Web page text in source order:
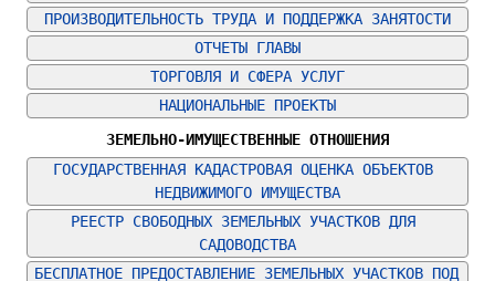
ПРОИЗВОДИТЕЛЬНОСТЬ ТРУДА И ПОДДЕРЖКА ЗАНЯТОСТИ
ОТЧЕТЫ ГЛАВЫ
ТОРГОВЛЯ И СФЕРА УСЛУГ
НАЦИОНАЛЬНЫЕ ПРОЕКТЫ
ЗЕМЕЛЬНО-ИМУЩЕСТВЕННЫЕ ОТНОШЕНИЯ
ГОСУДАРСТВЕННАЯ КАДАСТРОВАЯ ОЦЕНКА ОБЪЕКТОВ
НЕДВИЖИМОГО ИМУЩЕСТВА
РЕЕСТР СВОБОДНЫХ ЗЕМЕЛЬНЫХ УЧАСТКОВ ДЛЯ
САДОВОДСТВА
БЕСПЛАТНОЕ ПРЕДОСТАВЛЕНИЕ ЗЕМЕЛЬНЫХ УЧАСТКОВ ПОД